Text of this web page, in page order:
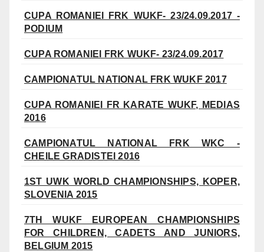
CUPA ROMANIEI FRK WUKF- 23/24.09.2017 -
PODIUM
CUPA ROMANIEI FRK WUKF- 23/24.09.2017
CAMPIONATUL NATIONAL FRK WUKF 2017
CUPA ROMANIEI FR KARATE WUKF, MEDIAS
2016
CAMPIONATUL NATIONAL FRK WKC -
CHEILE GRADISTEI 2016
1ST UWK WORLD CHAMPIONSHIPS, KOPER,
SLOVENIA 2015
7TH WUKF EUROPEAN CHAMPIONSHIPS
FOR CHILDREN, CADETS AND JUNIORS,
BELGIUM 2015